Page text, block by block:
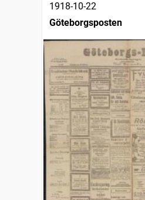
1918-10-22
Göteborgsposten